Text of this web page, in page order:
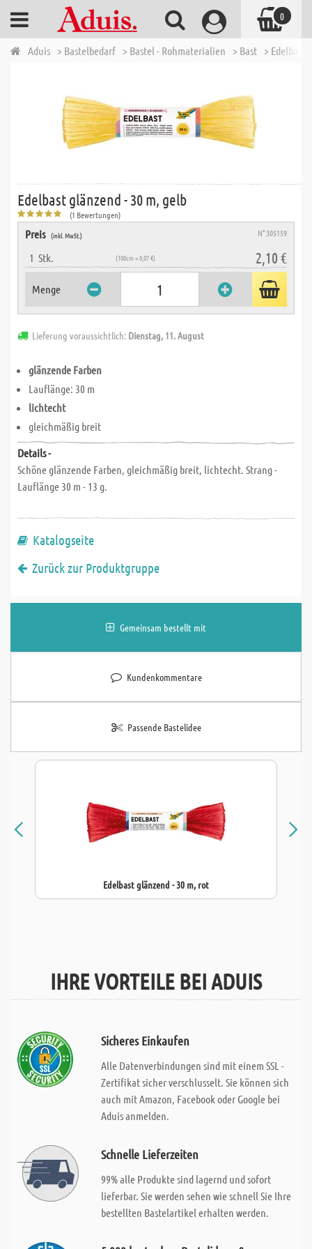
Aduis > Bastelbedarf > Bastel - Rohmaterialien > Bast > Edelbast
Edelbast glänzend - 30 m, gelb
(1 Bewertungen)
Preis (inkl. MwSt.) N° 305159
1 Stk. (100cm = 0,07 €) 2,10 €
Menge
Lieferung voraussichtlich: Dienstag, 11. August
glänzende Farben
Lauflänge: 30 m
lichtecht
gleichmäßig breit
Details -
Schöne glänzende Farben, gleichmäßig breit, lichtecht. Strang -
Lauflänge 30 m - 13 g.
Katalogseite
Zurück zur Produktgruppe
Gemeinsam bestellt mit
Kundenkommentare
Passende Bastelidee
Edelbast glänzend - 30 m, rot
IHRE VORTEILE BEI ADUIS
Sicheres Einkaufen
Alle Datenverbindungen sind mit einem SSL -
Zertifikat sicher verschlusselt. Sie können sich
auch mit Amazon, Facebook oder Google bei
Aduis anmelden.
Schnelle Lieferzeiten
99% alle Produkte sind lagernd und sofort
lieferbar. Sie werden sehen wie schnell Sie Ihre
bestellten Bastelartikel erhalten werden.
0